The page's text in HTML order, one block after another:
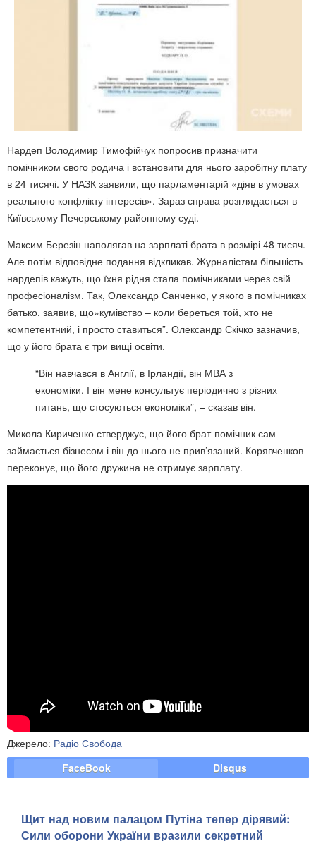
Нардеп Володимир Тимофійчук попросив призначити
помічником свого родича і встановити для нього заробітну плату
в 24 тисячі. У НАЗК заявили, що парламентарій «діяв в умовах
реального конфлікту інтересів». Зараз справа розглядається в
Київському Печерському районному суді.
Максим Березін наполягав на зарплаті брата в розмірі 48 тисяч.
Але потім відповідне подання відкликав. Журналістам більшість
нардепів кажуть, що їхня рідня стала помічниками через свій
професіоналізм. Так, Олександр Санченко, у якого в помічниках
батько, заявив, що»кумівство – коли береться той, хто не
компетентний, і просто ставиться”. Олександр Скічко зазначив,
що у його брата є три вищі освіти.
“Він навчався в Англії, в Ірландії, він МВА з
економіки. І він мене консультує періодично з різних
питань, що стосуються економіки”, – сказав він.
Микола Кириченко стверджує, що його брат-помічник сам
займається бізнесом і він до нього не прив’язаний. Корявченков
переконує, що його дружина не отримує зарплату.
Джерело: Радіо Свобода
FaceBook
Disqus
Щит над новим палацом Путіна тепер дірявий:
Сили оборони України вразили секретний